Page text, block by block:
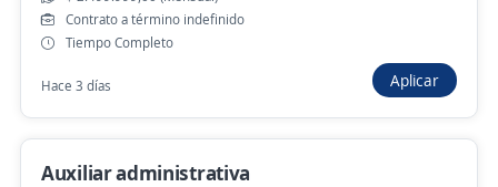
$ 1.750.905,00 (Mensual)
Hace 7 horas
Auxiliares Administrativos Con Experiencia
En Servicio Al Cliente
Contrato a término indefinido
Tiempo Completo
Hace 3 días Aplicar
Auxiliar administrativa